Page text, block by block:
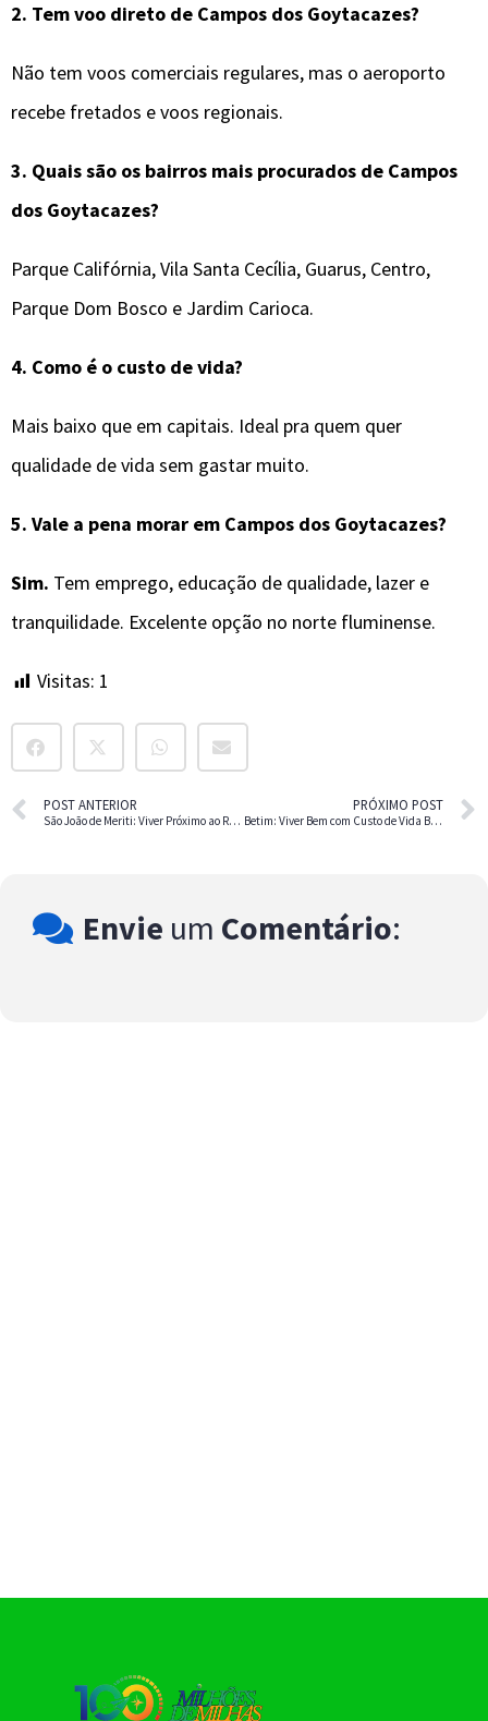
2. Tem voo direto de Campos dos Goytacazes?
Não tem voos comerciais regulares, mas o aeroporto
recebe fretados e voos regionais.
3. Quais são os bairros mais procurados de Campos
dos Goytacazes?
Parque Califórnia, Vila Santa Cecília, Guarus, Centro,
Parque Dom Bosco e Jardim Carioca.
4. Como é o custo de vida?
Mais baixo que em capitais. Ideal pra quem quer
qualidade de vida sem gastar muito.
5. Vale a pena morar em Campos dos Goytacazes?
Sim. Tem emprego, educação de qualidade, lazer e
tranquilidade. Excelente opção no norte fluminense.
Visitas: 1
POST ANTERIOR
São João de Meriti: Viver Próximo ao Rio com Custo de Vida Baixo
PRÓXIMO POST
Betim: Viver Bem com Custo de Vida Baixo
Envie um Comentário: